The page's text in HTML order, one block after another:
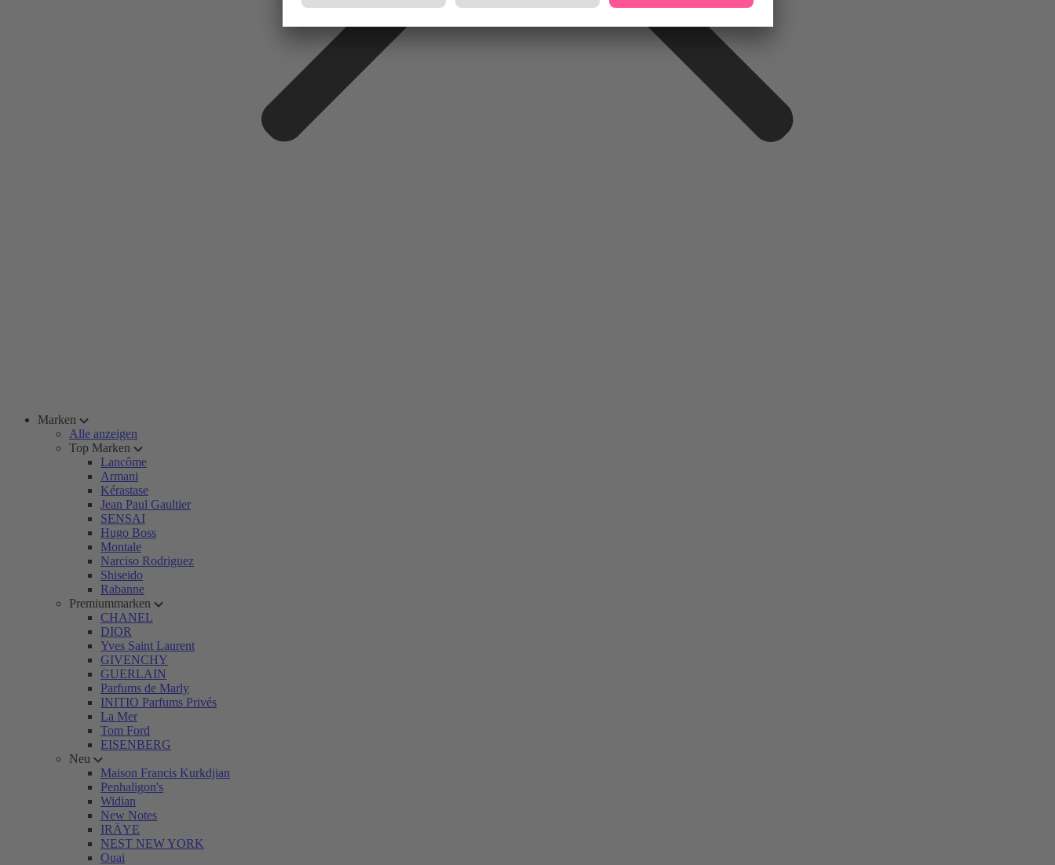
Marken
Alle anzeigen
Top Marken
Lancôme
Armani
Kérastase
Jean Paul Gaultier
SENSAI
Hugo Boss
Montale
Narciso Rodriguez
Shiseido
Rabanne
Premiummarken
CHANEL
DIOR
Yves Saint Laurent
GIVENCHY
GUERLAIN
Parfums de Marly
INITIO Parfums Privés
La Mer
Tom Ford
EISENBERG
Neu
Maison Francis Kurkdjian
Penhaligon's
Widian
New Notes
IRÄYE
NEST NEW YORK
Ouai